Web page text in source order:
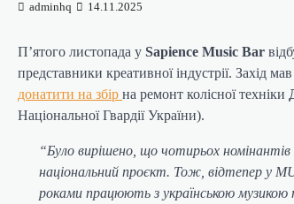
adminhq 14.11.2025
П’ятого листопада у Sapience Music Bar
представники креативної індустрії. Захід
донатити на збір на ремонт колісної техніки
Національної Гвардії України).
“Було вирішено, що чотирьох
національний проєкт. Тож, відтепер у
роками працюють з українською